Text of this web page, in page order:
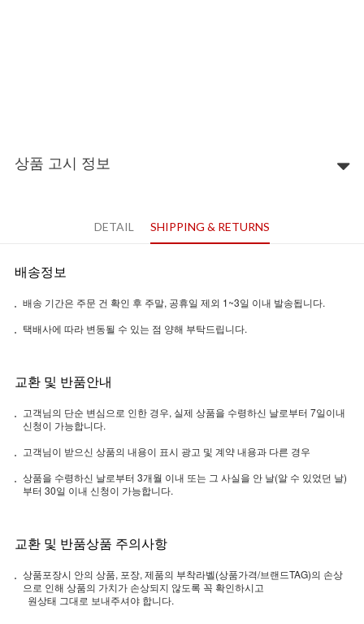
상품 고시 정보
DETAIL SHIPPING & RETURNS
배송정보
배송 기간은 주문 건 확인 후 주말, 공휴일 제외 1~3일 이내 발송됩니다.
택배사에 따라 변동될 수 있는 점 양해 부탁드립니다.
교환 및 반품안내
고객님의 단순 변심으로 인한 경우, 실제 상품을 수령하신 날로부터 7일이내
신청이 가능합니다.
고객님이 받으신 상품의 내용이 표시 광고 및 계약 내용과 다른 경우
상품을 수령하신 날로부터 3개월 이내 또는 그 사실을 안 날(알 수 있었던 날)
부터 30일 이내 신청이 가능합니다.
교환 및 반품상품 주의사항
상품포장시 안의 상품, 포장, 제품의 부착라벨(상품가격/브랜드TAG)의 손상
으로 인해 상품의 가치가 손상되지 않도록 꼭 확인하시고
원상태 그대로 보내주셔야 합니다.